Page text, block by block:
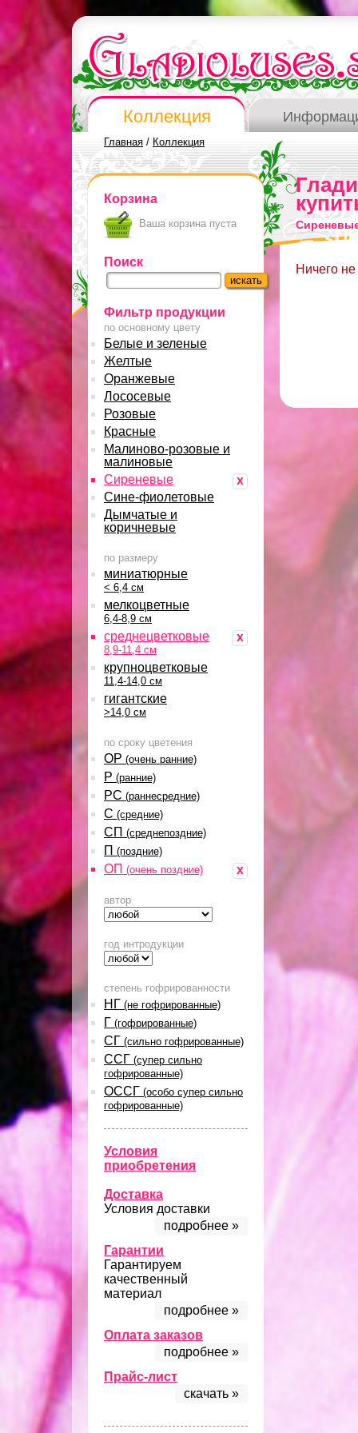
Коллекция
Главная / Коллекция
Корзина
Ваша корзина пуста
Поиск
Фильтр продукции
по основному цвету
Белые и зеленые
Желтые
Оранжевые
Лососевые
Розовые
Красные
Малиново-розовые и
малиновые
x
Сиреневые
Сине-фиолетовые
Дымчатые и
коричневые
по размеру
миниатюрные
< 6,4 см
мелкоцветные
6,4-8,9 см
x
среднецветковые
8,9-11,4 см
крупноцветковые
11,4-14,0 см
гигантские
>14,0 см
по сроку цветения
ОР (очень ранние)
Р (ранние)
РС (раннесредние)
С (средние)
СП (среднепоздние)
П (поздние)
x
ОП (очень поздние)
автор
год интродукции
степень гофрированности
НГ (не гофрированные)
Г (гофрированные)
СГ (сильно гофрированные)
ССГ (супер сильно
гофрированные)
ОССГ (особо супер сильно
гофрированные)
Условия
приобретения
Доставка
Условия доставки
подробнее »
Гарантии
Гарантируем
качественный
материал
подробнее »
Оплата заказов
подробнее »
Прайс-лист
скачать »
Ничего